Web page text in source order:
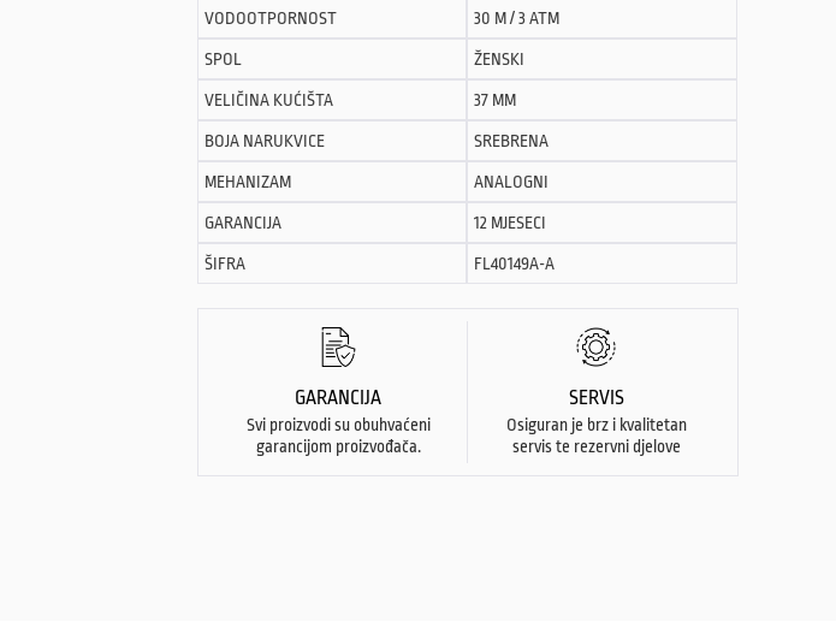
VODOOTPORNOST 30 M / 3 ATM
SPOL ŽENSKI
VELIČINA KUĆIŠTA 37 MM
BOJA NARUKVICE SREBRENA
MEHANIZAM ANALOGNI
GARANCIJA 12 MJESECI
ŠIFRA FL40149A-A
GARANCIJA
Svi proizvodi su obuhvaćeni
garancijom proizvođača.
SERVIS
Osiguran je brz i kvalitetan
servis te rezervni djelove